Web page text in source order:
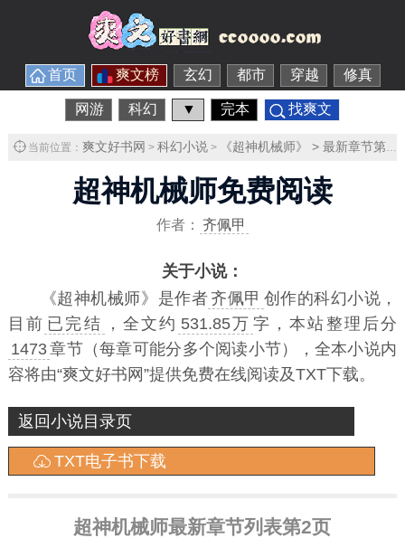
首页 爽文榜 玄幻 都市 穿越 修真
网游 科幻 ▼ 完本 找爽文
当前位置： 爽文好书网 > 科幻小说> 《超神机械师》 > 最新章节第2页
超神机械师免费阅读
作者： 齐佩甲
关于小说：
《超神机械师 》是作者 齐佩甲 创作的科幻小说，
目前 已完结 ，全文约 531.85万 字，本站整理后分
1473章节（每章可能分多个阅读小节），全本小说内
容将由“爽文好书网”提供免费在线阅读及TXT下载。
返回小说目录页
TXT电子书下载
超神机械师最新章节列表第2页